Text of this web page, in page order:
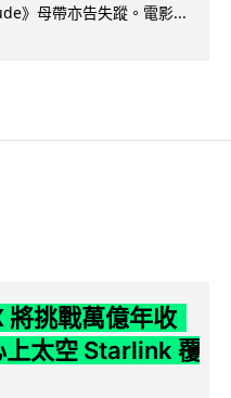
》母帶亦告失蹤。電影...
挑戰萬億年收
上太空 Starlink 覆